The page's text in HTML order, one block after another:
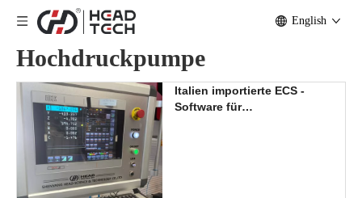
English
Hochdruckpumpe
Italien importierte ECS -
Software für